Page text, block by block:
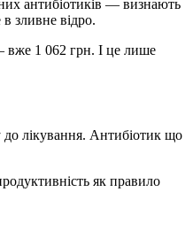
антибіотиків — визнають
зливне відро.
вже 1 062 грн. І це лише
до лікування. Антибіотик що
як правило